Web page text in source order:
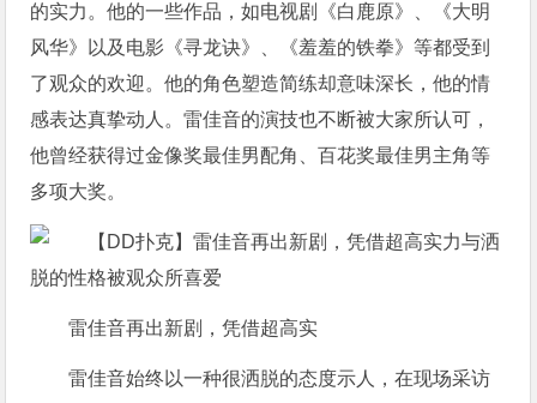
的实力。他的一些作品，如电视剧《白鹿原》、《大明
风华》以及电影《寻龙诀》、《羞羞的铁拳》等都受到
了观众的欢迎。他的角色塑造简练却意味深长，他的情
感表达真挚动人。雷佳音的演技也不断被大家所认可，
他曾经获得过金像奖最佳男配角、百花奖最佳男主角等
多项大奖。
雷佳音再出新剧，凭借超高实
雷佳音始终以一种很洒脱的态度示人，在现场采访